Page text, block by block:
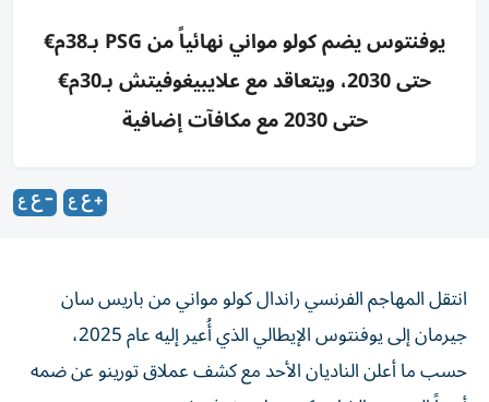
يوفنتوس يضم كولو مواني نهائياً من PSG بـ38م€
حتى 2030، ويتعاقد مع علايبيغوفيتش بـ30م€
حتى 2030 مع مكافآت إضافية
جيرمان إلى يوفنتوس الإيطالي الذي أُعير إليه عام 2025،
حسب ما أعلن الناديان الأحد مع كشف عملاق تورينو عن ضمه
أيضاً البوسني الشاب كريم علايبيغوفيتش.